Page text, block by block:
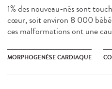
1% des nouveau-nés sont
cœur, soit environ 8 000
ces malformations ont une
MORPHOGENÈSE CARDIAQUE